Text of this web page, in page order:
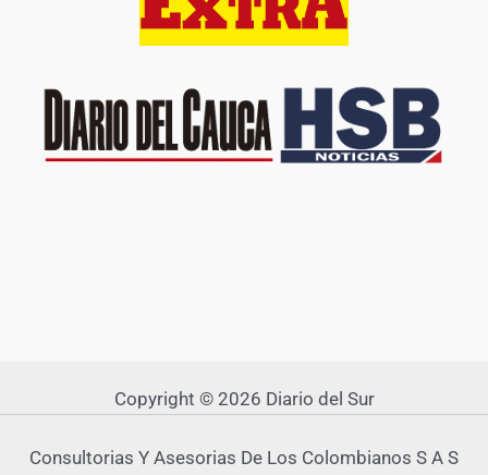
Copyright © 2026 Diario del Sur
Consultorias Y Asesorias De Los Colombianos S A S